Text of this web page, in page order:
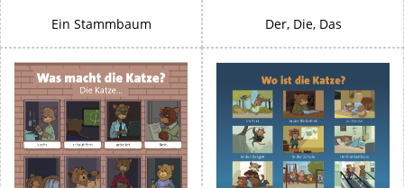
Ein Stammbaum Der, Die, Das